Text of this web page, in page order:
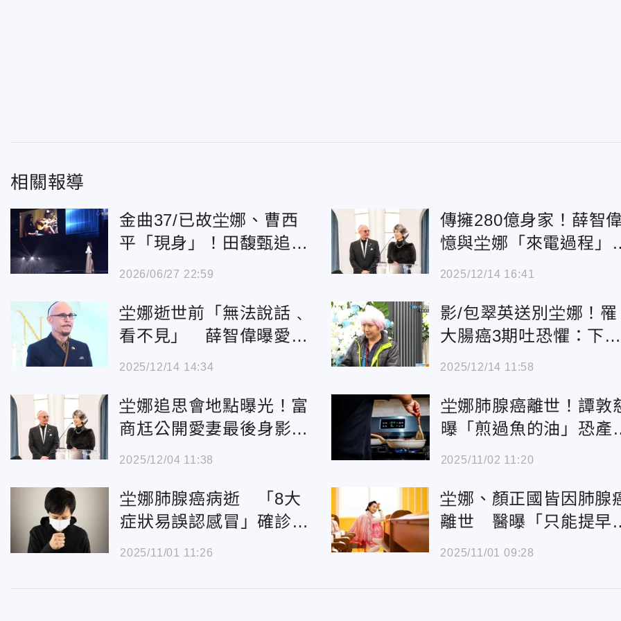
相關報導
金曲37/已故坣娜、曹西
平「現身」！田馥甄追思
袁惟仁哽咽了
2026/06/27 22:59
傳擁280億身家！薛智
憶與坣娜「來電過程
不排斥再婚
2025/12/14 16:41
坣娜逝世前「無法說話﹑
看不見」 薛智偉曝愛妻
入夢：永遠在我心裡
2025/12/14 14:34
影/包翠英送別坣娜！罹
大腸癌3期吐恐懼：下一
個會不會是我
2025/12/14 11:58
坣娜追思會地點曝光！富
商尪公開愛妻最後身影
2時段開放粉絲入場
2025/12/04 11:38
坣娜肺腺癌離世！譚敦
曝「煎過魚的油」恐產
有毒物質
2025/11/02 11:20
坣娜肺腺癌病逝 「8大
症狀易誤認感冒」確診7
成已末期
2025/11/01 11:26
坣娜、顏正國皆因肺腺
離世 醫曝「只能提早
層檢查」
2025/11/01 09:28